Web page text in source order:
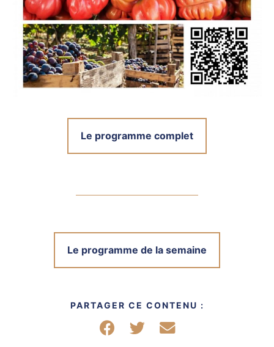
Le programme complet
Le programme de la semaine
PARTAGER CE CONTENU :
Partager sur Facebook
Partager sur Twitter
Partager par mail